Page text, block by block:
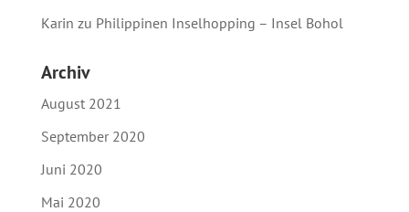
Karin zu Philippinen Inselhopping – Insel Bohol
Archiv
August 2021
September 2020
Juni 2020
Mai 2020